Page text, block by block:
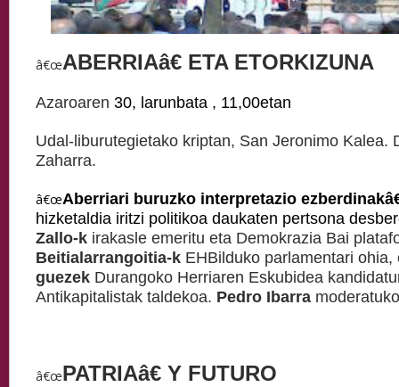
â€œABERRIAâ€ ETA ETORKIZUNA
Azaroaren 30, larunbata , 11,00etan
Udal-liburutegietako kriptan, San Jeronimo Kalea.
Zaharra.
â€œAberriari buruzko interpretazio
hizketaldia iritzi politikoa daukaten pertsona
Zallo-k irakasle emeritu eta Demokrazia Bai
Beitialarrangoitia-k EHBilduko parlamentari
guezek Durangoko Herriaren Eskubidea
Antikapitalistak taldekoa. Pedro Ibarra
â€œPATRIAâ€ Y FUTURO